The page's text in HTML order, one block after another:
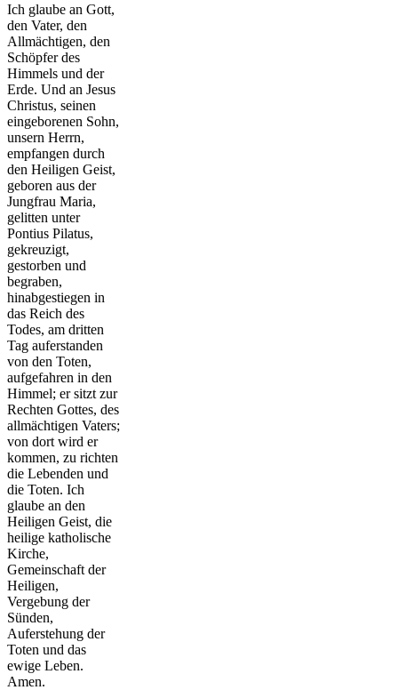
Ich glaube an Gott,
den Vater, den
Allmächtigen, den
Schöpfer des
Himmels und der
Erde. Und an Jesus
Christus, seinen
eingeborenen Sohn,
unsern Herrn,
empfangen durch
den Heiligen Geist,
geboren aus der
Jungfrau Maria,
gelitten unter
Pontius Pilatus,
gekreuzigt,
gestorben und
begraben,
hinabgestiegen in
das Reich des
Todes, am dritten
Tag auferstanden
von den Toten,
aufgefahren in den
Himmel; er sitzt zur
Rechten Gottes, des
allmächtigen Vaters;
von dort wird er
kommen, zu richten
die Lebenden und
die Toten. Ich
glaube an den
Heiligen Geist, die
heilige katholische
Kirche,
Gemeinschaft der
Heiligen,
Vergebung der
Sünden,
Auferstehung der
Toten und das
ewige Leben.
Amen.